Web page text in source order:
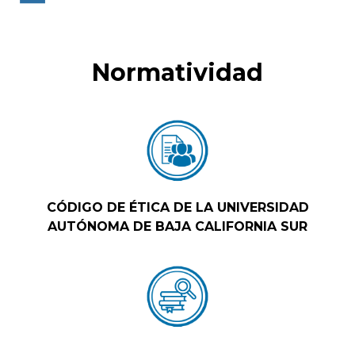
Normatividad
CÓDIGO DE ÉTICA DE LA UNIVERSIDAD
AUTÓNOMA DE BAJA CALIFORNIA SUR